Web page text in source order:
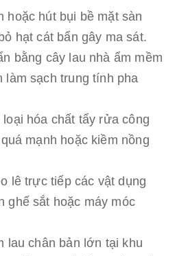
hoặc hút bụi bề mặt sàn
hạt cát bẩn gây ma sát.
bằng cây lau nhà ẩm mềm
làm sạch trung tính pha
hóa chất tẩy rửa công
mạnh hoặc kiềm nồng
lê trực tiếp các vật dụng
ghế sắt hoặc máy móc
lau chân bản lớn tại khu